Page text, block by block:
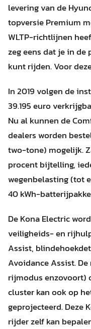
levering van de
topversie Premium
WLTP-richtlijnen
zeg eens dat je in
kunt rijden. Voor
In 2019 volgen de
39.195 euro
Nu al kunnen de
dealers worden
two-tone) mogelijk.
procent bijtelling,
wegenbelasting (tot
40 kWh-
De Kona Electric
veiligheids- en
Assist,
Avoidance Assist.
rijmodus enzovoort)
cluster kan ook op
geprojecteerd. Deze
rijder zelf kan